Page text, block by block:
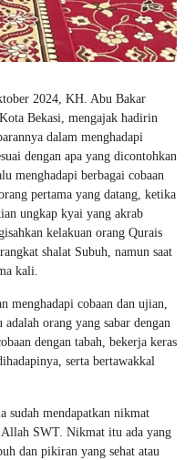
2024, KH. Abu Bakar
Bekasi, mengajak hadirin
dalam menghadapi
dengan apa yang dicontohkan
menghadapi berbagai cobaan
pertama yang datang, ketika
ungkap kyai yang akrab
kelakuan orang Qurais
shalat Subuh, namun saat
kali.
menghadapi cobaan dan ujian,
orang yang sabar dengan
dengan tabah, bekerja keras
serta bertawakkal
sudah mendapatkan nikmat
Allah SWT. Nikmat itu ada yang
dan pikiran yang sehat atau